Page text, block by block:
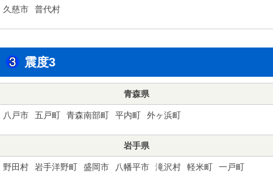
久慈市 普代村
震度3
青森県
八戸市 五戸町 青森南部町 平内町 外ヶ浜町
岩手県
野田村 岩手洋野町 盛岡市 八幡平市 滝沢村 軽米町 一戸町